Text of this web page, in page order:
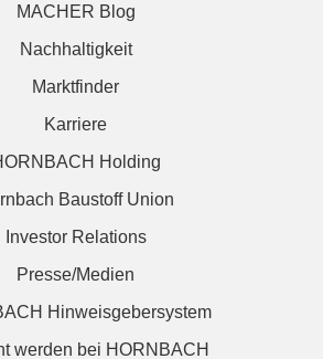
MACHER Blog
Nachhaltigkeit
Marktfinder
Karriere
Holding
Baustoff Union
Investor Relations
Presse/Medien
Hinweisgebersystem
werden bei HORNBACH